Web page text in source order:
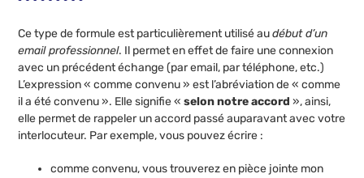
Ce type de formule est particulièrement utilisé audébut d’un
email professionnel. Il permet en effet de faire une connexion
avec un précédent échange (par email, par téléphone, etc.)
L’expression « comme convenu » est l’abréviation de « comme
il a été convenu ». Elle signifie «selon notre accord», ainsi,
elle permet de rappeler un accord passé auparavant avec votre
interlocuteur. Par exemple, vous pouvez écrire :
comme convenu, vous trouverez en pièce jointe mon